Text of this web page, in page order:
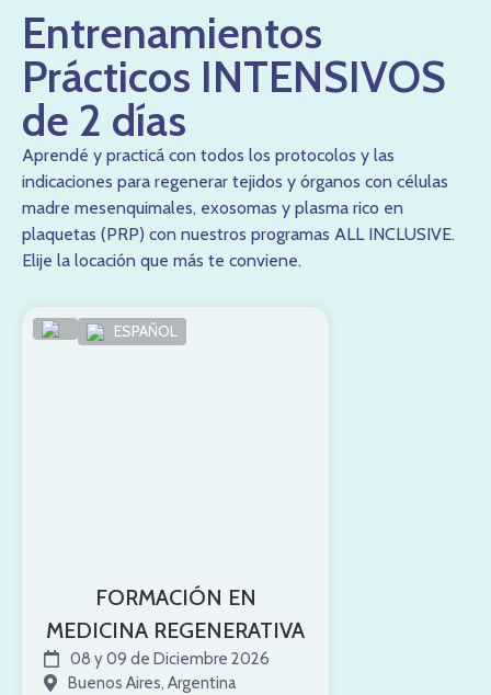
quienes priorizan este enfoque racional, resulta clave elegir
títulos que no saturen con mecánicas confusas ni promesas
poco realistas. En este contexto,
Le Cowboy
se presenta
como una opción pensada para usuarios que valoran la
toma de decisiones consciente. Su planteamiento permite
centrarse en la gestión del presupuesto, entender mejor
cada giro y mantener expectativas alineadas con la
dinámica real del juego. Este tipo de propuesta es
especialmente útil para jugadores que prefieren sesiones
controladas, análisis previo y una experiencia estable.
reducir errores impulsivos y favorece un juego más
responsable y equilibrado a largo plazo.
Entrenamientos
Prácticos INTENSIVOS
de 2 días
Aprendé y practicá con todos los protocolos y las
indicaciones para regenerar tejidos y órganos con células
madre mesenquimales, exosomas y plasma rico en
plaquetas (PRP) con nuestros programas ALL INCLUSIVE.
Elije la locación que más te conviene.
ESPAÑOL
FORMACIÓN EN
MEDICINA REGENERATIVA
08 y 09 de Diciembre 2026
Buenos Aires, Argentina